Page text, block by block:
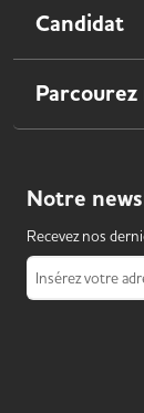
Candidat
Notre
Recevez nos
Insérez votre